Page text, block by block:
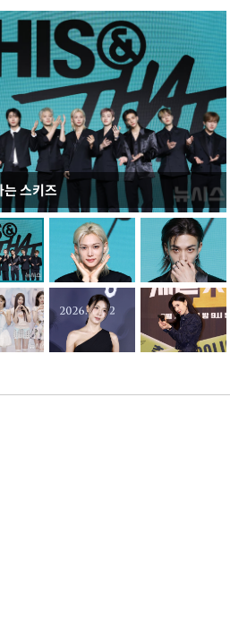
는 스키즈
염에 바닥 드러난 홍제천…물고기 떼죽음